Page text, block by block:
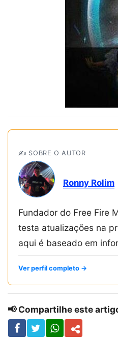
✍️ SOBRE O AUTOR
Ronny Rolim
Fundador do Free Fire
testa atualizações na
aqui é baseado em
Ver perfil completo →
📢 Compartilhe este